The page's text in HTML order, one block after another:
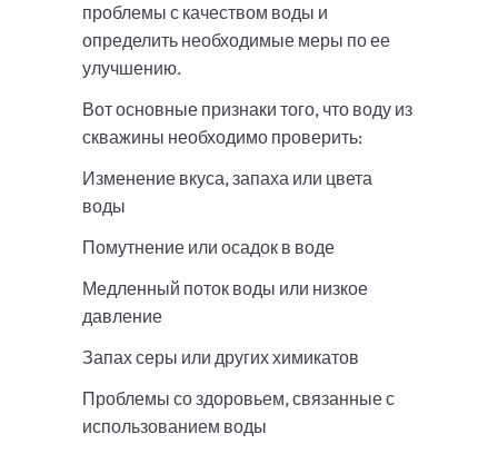
проблемы с качеством воды и
определить необходимые меры по ее
улучшению.
Вот основные признаки того, что воду из
скважины необходимо проверить:
Изменение вкуса, запаха или цвета
воды
Помутнение или осадок в воде
Медленный поток воды или низкое
давление
Запах серы или других химикатов
Проблемы со здоровьем, связанные с
использованием воды